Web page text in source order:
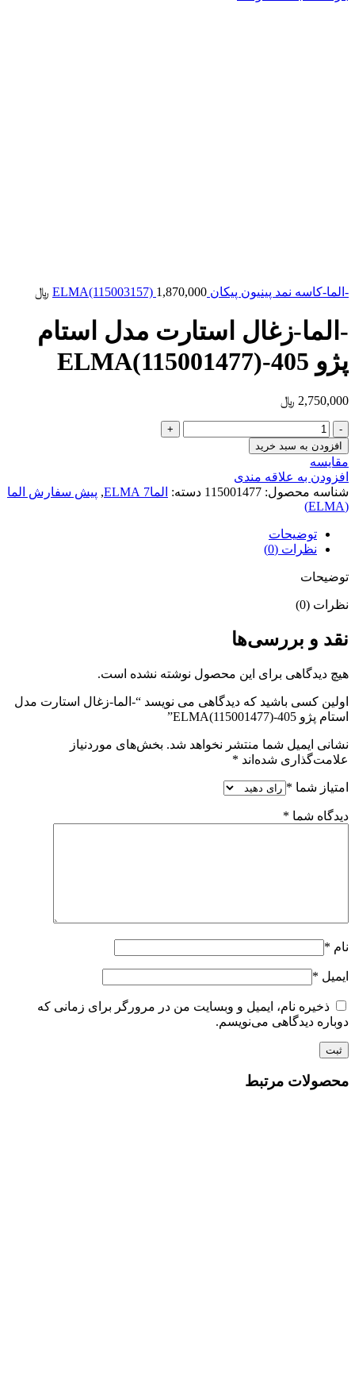
-الما-کاسه نمد پینیون پیکان ELMA(115003157) 1,870,000 ﷼
-الما-زغال استارت مدل استام
پژو 405-ELMA(115001477)
2,750,000 ﷼
-الما-
زغال
استارت
مدل
استام
پژو
405-
ELMA(115001477)
عدد
افزودن به سبد خرید
مقایسه
افزودن به علاقه مندی
شناسه محصول: 115001477 دسته: الما7 ELMA , پیش سفارش الما
(ELMA)
توضیحات
نظرات (0)
توضیحات
نظرات (0)
نقد و بررسی‌ها
هیچ دیدگاهی برای این محصول نوشته نشده است.
اولین کسی باشید که دیدگاهی می نویسد “-الما-زغال استارت مدل
استام پژو 405-ELMA(115001477)”
نشانی ایمیل شما منتشر نخواهد شد. بخش‌های موردنیاز
علامت‌گذاری شده‌اند *
امتیاز شما *
دیدگاه شما *
نام *
ایمیل *
ذخیره نام، ایمیل و وبسایت من در مرورگر برای زمانی که
دوباره دیدگاهی می‌نویسم.
محصولات مرتبط